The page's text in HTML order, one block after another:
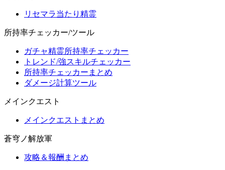
リセマラ当たり精霊
所持率チェッカー/ツール
ガチャ精霊所持率チェッカー
トレンド/強スキルチェッカー
所持率チェッカーまとめ
ダメージ計算ツール
メインクエスト
メインクエストまとめ
蒼穹ノ解放軍
攻略＆報酬まとめ